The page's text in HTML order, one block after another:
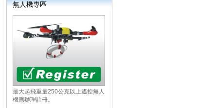
無人機專區
最大起飛重量250公克以上遙控無人
機應辦理註冊。